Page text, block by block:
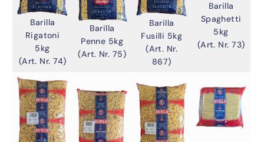
Barilla
Rigatoni
5kg
(Art. Nr. 74)
Barilla
Penne 5kg
(Art. Nr. 75)
Barilla
Fusilli 5kg
(Art. Nr.
867)
Barilla
Spaghetti
5kg
(Art. Nr. 73)